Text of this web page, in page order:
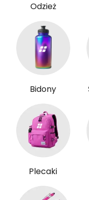
Odzież
Bidony
Plecaki